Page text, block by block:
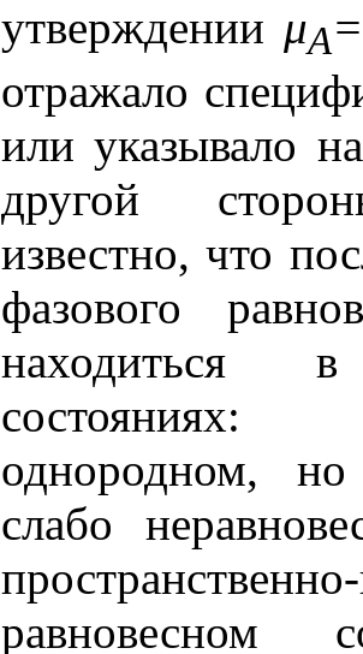
утверждении μA
отражало
или указывало
другой
известно, что
фазового
находиться
состояниях:
однородном, но
слабо
равновесном